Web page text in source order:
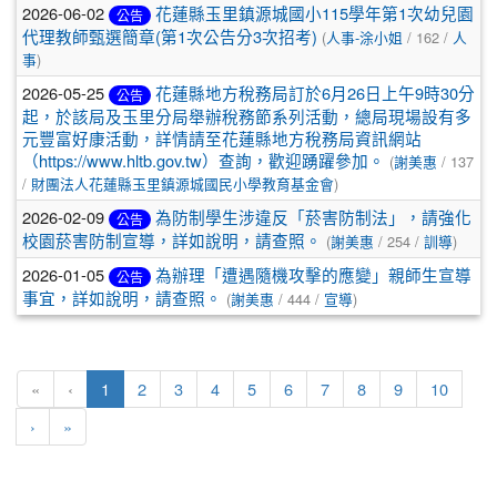
2026-06-02 公告
花蓮縣玉里鎮源城國小115學年第1次幼兒園
代理教師甄選簡章(第1次公告分3次招考) (人事-涂小姐 / 162 / 人
事)
2026-05-25 公告
花蓮縣地方稅務局訂於6月26日上午9時30分
起，於該局及玉里分局舉辦稅務節系列活動，總局現場設有多
元豐富好康活動，詳情請至花蓮縣地方稅務局資訊網站
（https://www.hltb.gov.tw）查詢，歡迎踴躍參加。 (謝美惠 / 137
/ 財團法人花蓮縣玉里鎮源城國民小學教育基金會)
2026-02-09 公告
為防制學生涉違反「菸害防制法」，請強化
校園菸害防制宣導，詳如說明，請查照。 (謝美惠 / 254 / 訓導)
2026-01-05 公告
為辦理「遭遇隨機攻擊的應變」親師生宣導
事宜，詳如說明，請查照。 (謝美惠 / 444 / 宣導)
« ‹ 1 (目前頁次)
2 3 4 5 6 7 8 9
10
› 下一頁
»